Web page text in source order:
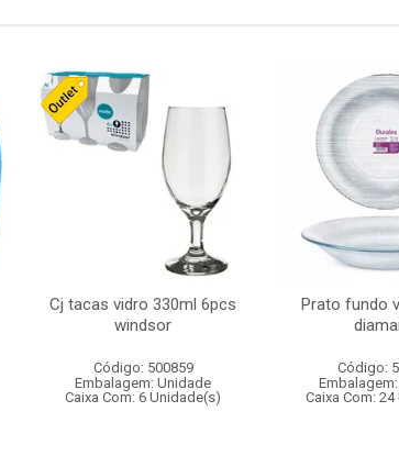
Cj tacas vidro 330ml 6pcs
windsor
Código: 500859
Embalagem: Unidade
Caixa Com: 6 Unidade(s)
Prato fundo
Código:
Caixa Com: